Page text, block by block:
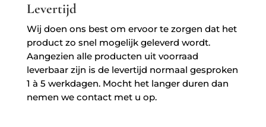
Levertijd
Wij doen ons best om ervoor te zorgen dat het
product zo snel mogelijk geleverd wordt.
Aangezien alle producten uit voorraad
leverbaar zijn is de levertijd normaal gesproken
1 à 5 werkdagen. Mocht het langer duren dan
nemen we contact met u op.